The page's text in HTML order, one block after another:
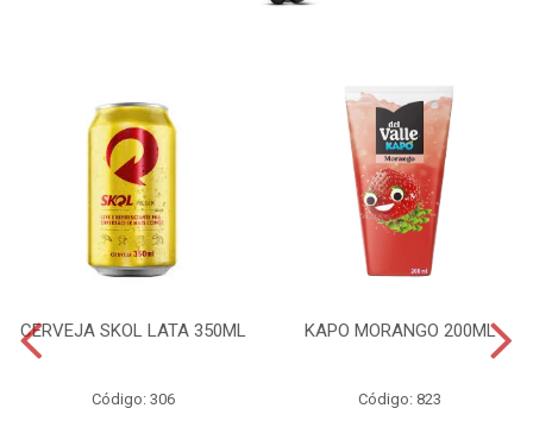
CERVEJA SKOL LATA 350ML
Código: 306
KAPO MORANGO 200ML
Código: 823